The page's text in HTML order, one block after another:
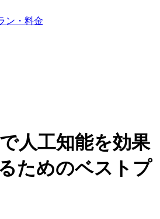
ン・料金
人工知能を効果
ためのベストプ